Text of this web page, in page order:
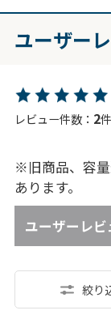
ユーザー
レビュー件数： 2件
※旧商品、容
あります。
ユーザーレビ
絞り